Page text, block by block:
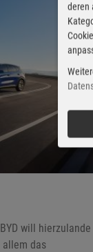
will hierzulande
das
deren